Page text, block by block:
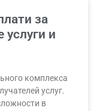
за
и
комплекса
услуг.
в